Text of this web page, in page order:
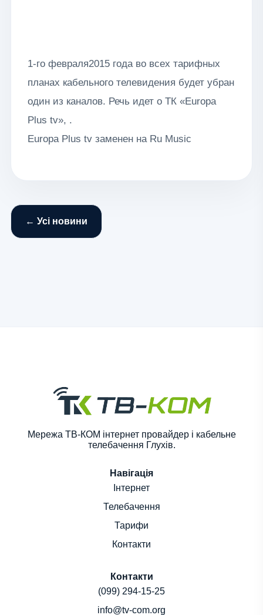
1-го февраля2015 года во всех тарифных
планах кабельного телевидения будет убран
один из каналов. Речь идет о ТК «Europa
Plus tv», .
Europa Plus tv заменен на Ru Music
← Усі новини
Мережа ТВ-КОМ інтернет провайдер і кабельне
телебачення Глухів.
Навігація
Інтернет
Телебачення
Тарифи
Контакти
Контакти
(099) 294-15-25
info@tv-com.org